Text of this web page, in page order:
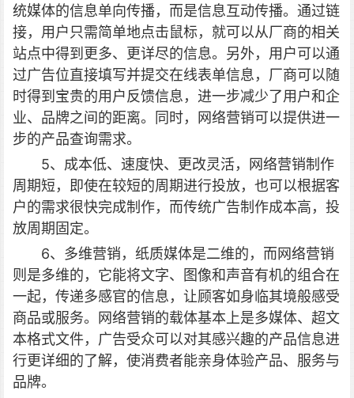
统媒体的信息单向传播，而是信息互动传播。通过链
接，用户只需简单地点击鼠标，就可以从厂商的相关
站点中得到更多、更详尽的信息。另外，用户可以通
过广告位直接填写并提交在线表单信息，厂商可以随
时得到宝贵的用户反馈信息，进一步减少了用户和企
业、品牌之间的距离。同时，网络营销可以提供进一
步的产品查询需求。
5、成本低、速度快、更改灵活，网络营销制作
周期短，即使在较短的周期进行投放，也可以根据客
户的需求很快完成制作，而传统广告制作成本高，投
放周期固定。
6、多维营销，纸质媒体是二维的，而网络营销
则是多维的，它能将文字、图像和声音有机的组合在
一起，传递多感官的信息，让顾客如身临其境般感受
商品或服务。网络营销的载体基本上是多媒体、超文
本格式文件，广告受众可以对其感兴趣的产品信息进
行更详细的了解，使消费者能亲身体验产品、服务与
品牌。